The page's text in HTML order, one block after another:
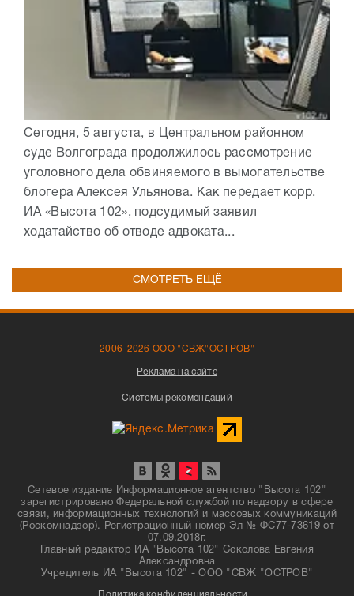
Сегодня, 5 августа, в Центральном районном
суде Волгограда продолжилось рассмотрение
уголовного дела обвиняемого в вымогательстве
блогера Алексея Ульянова. Как передает корр.
ИА «Высота 102», подсудимый заявил
ходатайство об отводе адвоката...
СМОТРЕТЬ ЕЩЁ
2006-2026 ООО "СВЖ"ОСТРОВ"
Реклама на сайте
Системы рекомендаций
Сетевое издание Информационное агентство "Высота 102"
зарегистрировано Федеральной службой по надзору в сфере
связи, информационных технологий и массовых коммуникаций
(Роскомнадзор). Регистрационный номер Эл № ФС77-73619 от
07.09.2018г.
Главный редактор ИА "Высота 102" Соколова Евгения
Александровна
Учредитель ИА "Высота 102" - ООО "СВЖ "ОСТРОВ"